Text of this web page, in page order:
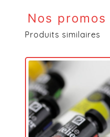
Nos promos
Produits similaires